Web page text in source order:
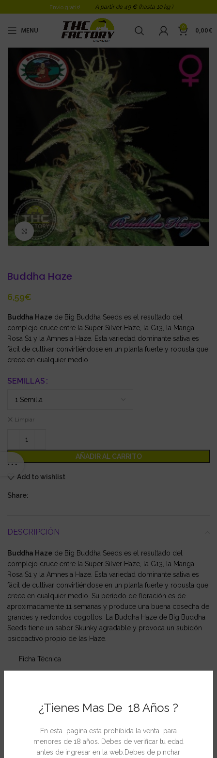
¿Tienes Mas De 18 Años ?
En esta pagina esta prohibida la venta para
menores de 18 años. Debes de verificar tu edad
antes de ingresar en la web.Debes de pinchar
Envio gratis! A partir de 49 € (hasta 10 kg )
MENU 0 0,00€
Click to enlarge
Buddha Haze
€
Buddha Haze de Big Buddha Seeds es el resultado del
complejo cruce entre la Super Silver Haze, la G13, la Manga
Rosa S1 y la Amnesia Haze. Esta variedad dominante sativa es
fácil de cultivar convirtiéndose en un planta fuerte y robusta que
crece en cualquier medio.
SEMILLAS
Limpiar
AÑADIR AL CARRITO
Add to wishlist
Share:
DESCRIPCIÓN
Buddha Haze de Big Buddha Seeds es el resultado del
complejo cruce entre la Super Silver Haze, la G13, la Manga
Rosa S1 y la Amnesia Haze. Esta variedad dominante sativa es
fácil de cultivar convirtiéndose en un planta fuerte y robusta que
crece en cualquier medio. Su periodo de floración es de
aproximadamente 11 semanas y produce una buena cosecha de
grandes y redondos cogollos. La Buddha Haze de Big Buddha
Seeds tiene un sabor Skunky agradable y provoca un subidón
psicoactivo propio de las Haze.
Ficha Técnica
Sexo: Feminizada
Tiempo de floración interior: 11 – 13 semanas
Cosecha en exterior: Principios de noviembre